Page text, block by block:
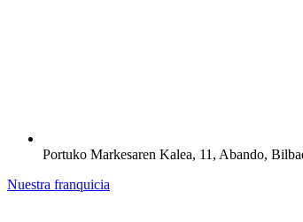
Portuko Markesaren Kalea, 11, Abando,
Nuestra franquicia